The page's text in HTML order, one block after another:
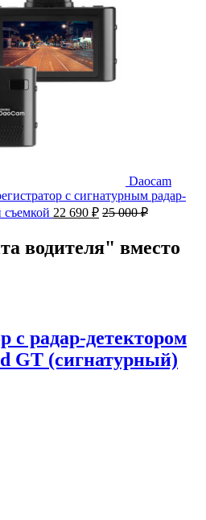
Daocam
с сигнатурным радар-
съемкой 22 690 ₽ 25 000₽
водителя" вместо
с радар-детектором
GT (сигнатурный)